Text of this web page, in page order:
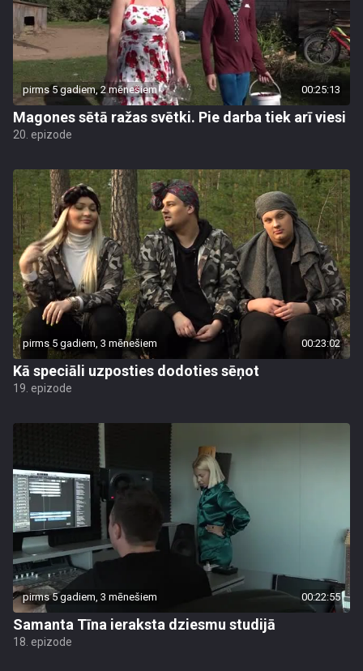
pirms 5 gadiem, 2 mēnešiem 00:25:13
Magones sētā ražas svētki. Pie darba tiek arī viesi
20. epizode
pirms 5 gadiem, 3 mēnešiem 00:23:02
Kā speciāli uzposties dodoties sēņot
19. epizode
pirms 5 gadiem, 3 mēnešiem 00:22:55
Samanta Tīna ieraksta dziesmu studijā
18. epizode